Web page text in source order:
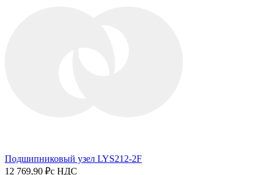
Подшипниковый узел LYS212-2F
12 769,90 ₽с НДС